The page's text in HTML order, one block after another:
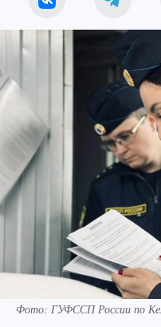
Фото: ГУФССП России по